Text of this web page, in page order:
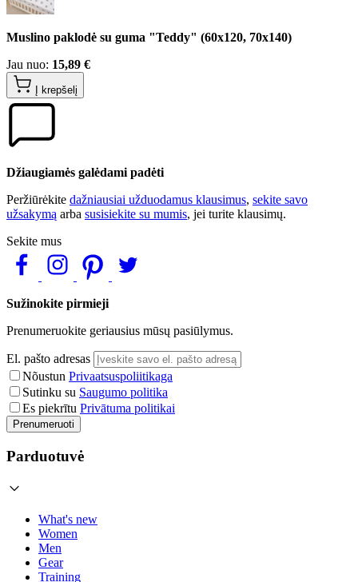
Muslino paklodė su guma "Teddy" (60x120, 70x140)
Jau nuo: 15,89 €
Į krepšelį
Džiaugiamės galėdami padėti
Peržiūrėkite dažniausiai užduodamus klausimus, sekite savo
užsakymą arba susisiekite su mumis, jei turite klausimų.
Sekite mus
Sužinokite pirmieji
Prenumeruokite geriausius mūsų pasiūlymus.
El. pašto adresas
Nõustun Privaatsuspoliitikaga
Sutinku su Saugumo politika
Es piekrītu Privātuma politikai
Prenumeruoti
Parduotuvė
What's new
Women
Men
Gear
Training